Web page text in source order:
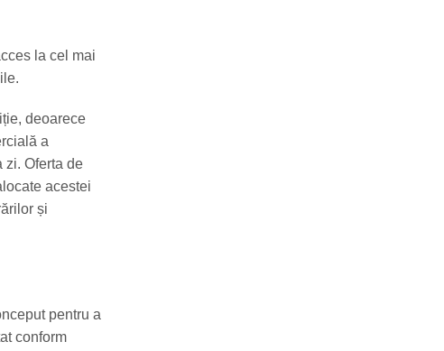
la cel mai
deoarece
a
zi. Oferta de
acestei
și
pentru a
conform